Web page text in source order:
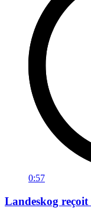
0:57
Landeskog reçoit